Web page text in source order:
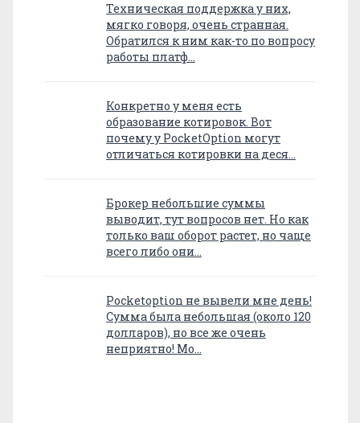
Техническая поддержка у них,
мягко говоря, очень странная.
Обратился к ним как-то по вопросу
работы платф…
Конкретно у меня есть
образование котировок. Вот
почему у PocketOption могут
отличаться котировки на деся…
Брокер небольшие суммы
выводит, тут вопросов нет. Но как
только ваш оборот растет, но чаще
всего либо они…
Pocketoption не вывели мне день!
Сумма была небольшая (около 120
долларов), но все же очень
неприятно! Мо…